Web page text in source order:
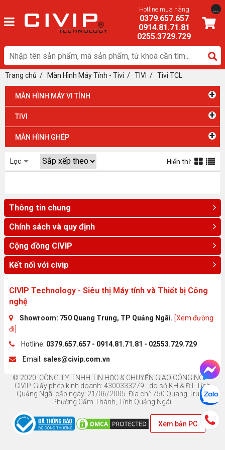
Hotline mua hàng
0379.657.657
0914.81.71.81
0255.3729.729
...
Trang chủ / Màn Hình Máy Tính - Tivi / TIVI / Tivi TCL
MÀN HÌNH MÁY VI TÍNH +
TIVI +
MÀN HÌNH GHÉP +
Lọc Hiển thị:
Thông tin chung
Chính sách và quy định
Cộng đồng CIVIP
Kết nối với civip
CIVIP Technology - Siêu thị Máy tính và Thiết bị Công
nghệ
Showroom: 750 Quang Trung, TP Quảng Ngãi. [Xem đường
đi]
Hotline: 0379.657.657 - 0914.81.71.81 - 02553.729.729
Email: sales@civip.com.vn
© 2020. CÔNG TY TNHH TIN HỌC & CHUYỂN GIAO CÔNG NGHỆ
CIVIP. Giấy phép kinh doanh: 4300333279 - do sở KH & ĐT Tỉnh
Quảng Ngãi cấp ngày: 21/06/2005. Địa chỉ: 750 Quang Trung,
Phường Cẩm Thành, Tỉnh Quảng Ngãi.
Xem bản PC